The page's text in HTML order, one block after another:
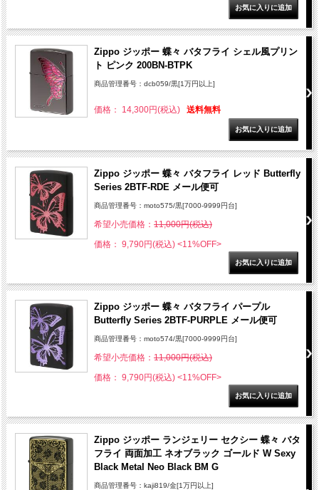
Zippo ジッポー 蝶々 バタフライ シェル風プリン
ト ピンク 200BN-BTPK
商品管理番号：dcb059/黒[1万円以上]
価格： 14,300円(税込) 送料無料
Zippo ジッポー 蝶々 バタフライ レッド Butterfly
Series 2BTF-RDE メール便可
商品管理番号：moto575/黒[7000-9999円台]
希望小売価格： 11,000円(税込)
価格： 9,790円(税込) <11%OFF>
Zippo ジッポー 蝶々 バタフライ パープル
Butterfly Series 2BTF-PURPLE メール便可
商品管理番号：moto574/黒[7000-9999円台]
希望小売価格： 11,000円(税込)
価格： 9,790円(税込) <11%OFF>
Zippo ジッポー ランジェリー セクシー 蝶々 バタ
フライ 両面加工 ネオブラック ゴールド W Sexy
Black Metal Neo Black BM G
商品管理番号：kaji819/金[1万円以上]